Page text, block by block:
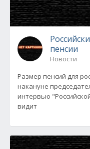
пенсии
Новости
Размер пенсий для
накануне
интервью
видит